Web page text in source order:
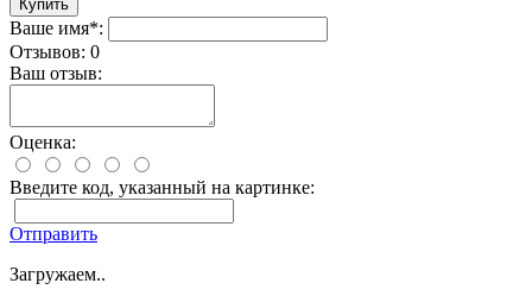
Ваше имя*:
Отзывов: 0
Ваш отзыв:
Оценка:
Введите код, указанный на картинке:
Отправить
Загружаем..